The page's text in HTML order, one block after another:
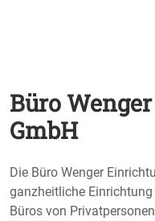
Büro
GmbH
Die Büro Wenger
ganzheitliche
Büros von